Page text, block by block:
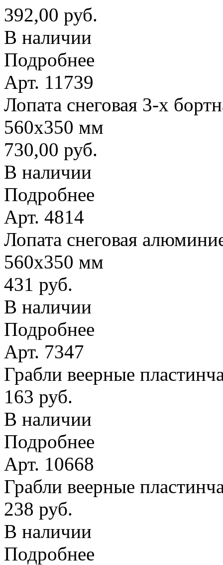
392,00 руб.
В наличии
Подробнее
Арт. 11739
Лопата снеговая 3-х
560х350 мм
730,00 руб.
В наличии
Подробнее
Арт. 4814
Лопата снеговая
560х350 мм
431 руб.
В наличии
Подробнее
Арт. 7347
Грабли веерные
163 руб.
В наличии
Подробнее
Арт. 10668
Грабли веерные
238 руб.
В наличии
Подробнее